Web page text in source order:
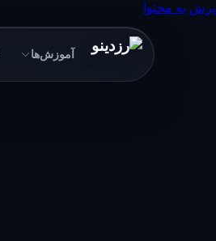
پرش به محتوا
آموزش‌ها